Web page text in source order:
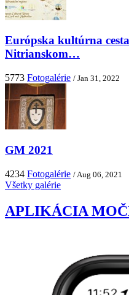
Európska kultúrna
Nitrianskom…
5773 Fotogalérie / Jan 31, 2022
GM 2021
4234 Fotogalérie / Aug 06, 2021
Všetky galérie
APLIKÁCIA